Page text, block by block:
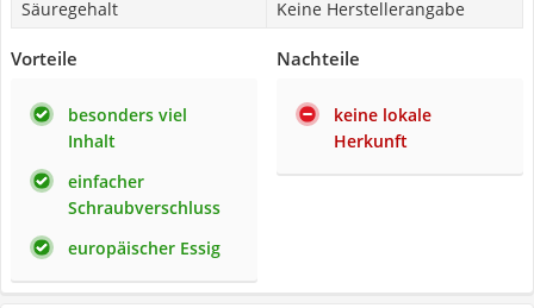
Säuregehalt Keine Herstellerangabe
Vorteile
besonders viel
Inhalt
einfacher
Schraubverschluss
europäischer Essig
Nachteile
keine lokale
Herkunft